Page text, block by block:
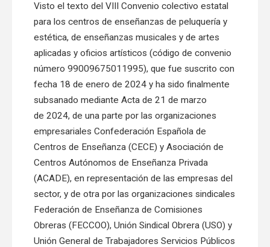
Visto el texto del VIII Convenio colectivo estatal
para los centros de enseñanzas de peluquería y
estética, de enseñanzas musicales y de artes
aplicadas y oficios artísticos (código de convenio
número 99009675011995), que fue suscrito con
fecha 18 de enero de 2024 y ha sido finalmente
subsanado mediante Acta de 21 de marzo
de 2024, de una parte por las organizaciones
empresariales Confederación Española de
Centros de Enseñanza (CECE) y Asociación de
Centros Autónomos de Enseñanza Privada
(ACADE), en representación de las empresas del
sector, y de otra por las organizaciones sindicales
Federación de Enseñanza de Comisiones
Obreras (FECCOO), Unión Sindical Obrera (USO) y
Unión General de Trabajadores Servicios Públicos